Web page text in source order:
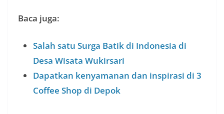
Baca juga:
Salah satu Surga Batik di Indonesia di
Desa Wisata Wukirsari
Dapatkan kenyamanan dan inspirasi di 3
Coffee Shop di Depok